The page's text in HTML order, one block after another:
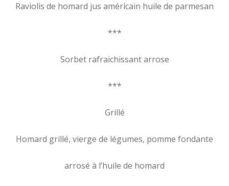
Raviolis de homard jus américain huile de parmesan
***
Sorbet rafraichissant arrose
***
Grillé
Homard grillé, vierge de légumes, pomme fondante
arrosé à l’huile de homard